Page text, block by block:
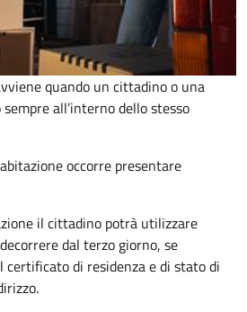
quando un cittadino o una
all’interno dello stesso
occorre presentare
il cittadino potrà utilizzare
dal terzo giorno, se
di residenza e di stato di